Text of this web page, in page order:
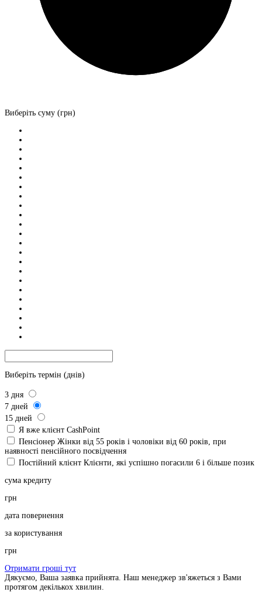
Виберіть суму (грн)
Виберіть термін (днів)
3 дня
7 дней
15 дней
Я вже клієнт CashPoint
Пенсіонер Жінки від 55 років і чоловіки від 60 років, при
наявності пенсійного посвідчення
Постійний клієнт Клієнти, які успішно погасили 6 і більше позик
сума кредиту
грн
дата повернення
за користування
грн
Отримати гроші тут
Дякуємо, Ваша заявка прийнята. Наш менеджер зв'яжеться з Вами
протягом декількох хвилин.